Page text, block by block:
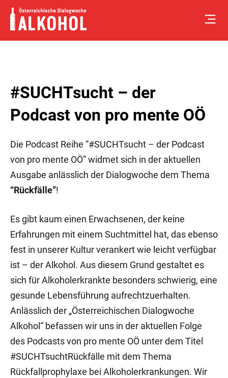
Skip
content
#SUCHTsucht – der
Podcast von pro mente OÖ
Die Podcast Reihe “#SUCHTsucht – der Podcast
von pro mente OÖ” widmet sich in der aktuellen
Ausgabe anlässlich der Dialogwoche dem Thema
“Rückfälle”!
Es gibt kaum einen Erwachsenen, der keine
Erfahrungen mit einem Suchtmittel hat, das ebenso
fest in unserer Kultur verankert wie leicht verfügbar
ist – der Alkohol. Aus diesem Grund gestaltet es
sich für Alkoholerkrankte besonders schwierig, eine
gesunde Lebensführung aufrechtzuerhalten.
Anlässlich der „Österreichischen Dialogwoche
Alkohol“ befassen wir uns in der aktuellen Folge
des Podcasts von pro mente OÖ unter dem Titel
#SUCHTsuchtRückfälle mit dem Thema
Rückfallprophylaxe bei Alkoholerkrankungen. Wir